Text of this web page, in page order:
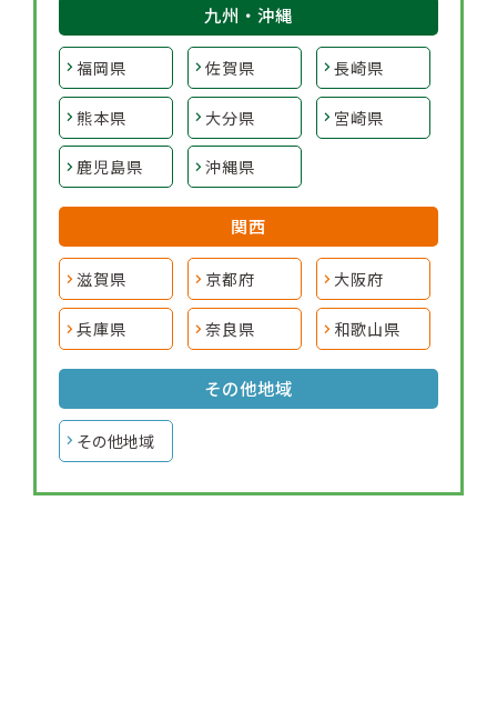
九州・沖縄
福岡県 佐賀県 長崎県
熊本県 大分県 宮崎県
鹿児島県 沖縄県
関西
滋賀県 京都府 大阪府
兵庫県 奈良県 和歌山県
その他地域
その他地域